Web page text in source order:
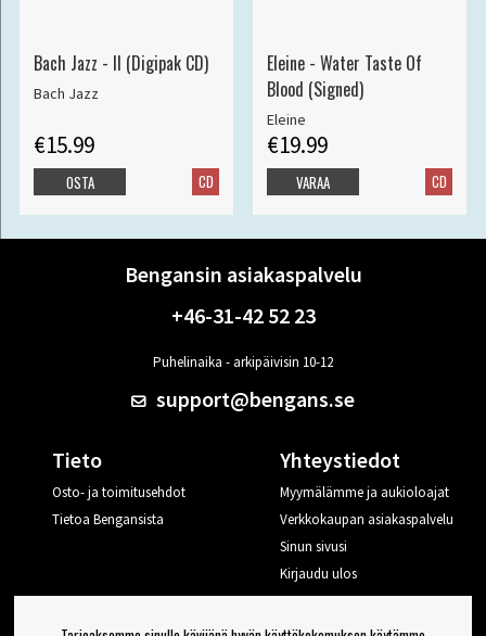
Bach Jazz - II (Digipak CD)
Bach Jazz
€15.99
CD
OSTA
Eleine - Water Taste Of
Blood (Signed)
Eleine
€19.99
CD
VARAA
Bengansin asiakaspalvelu
+46-31-42 52 23
Puhelinaika - arkipäivisin 10-12
support@bengans.se
Tieto
Osto- ja toimitusehdot
Tietoa Bengansista
Yhteystiedot
Myymälämme ja aukioloajat
Verkkokaupan asiakaspalvelu
Sinun sivusi
Kirjaudu ulos
Haluan vinkkejä Bengansilta